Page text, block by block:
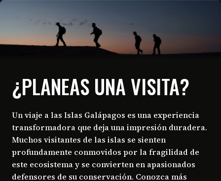
¿PLANEAS UNA VISITA?
Un viaje a las Islas Galápagos es una experiencia
transformadora que deja una impresión duradera.
Muchos visitantes de las islas se sienten
profundamente conmovidos por la fragilidad de
este ecosistema y se convierten en apasionados
defensores de su conservación. Conozca más